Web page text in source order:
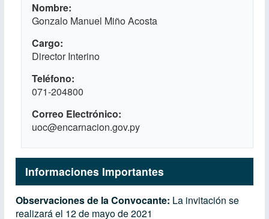
Nombre
Gonzalo Manuel Miño Acosta
Cargo
Director Interino
Teléfono
071-204800
Correo Electrónico
uoc@encarnacion.gov.py
Informaciones Importantes
Observaciones de la Convocante: La invitación se
realizará el 12 de mayo de 2021